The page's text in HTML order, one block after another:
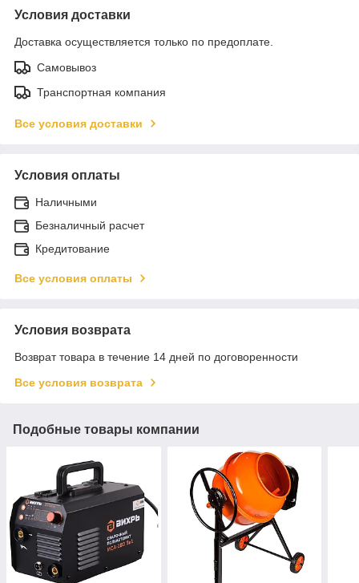
Условия доставки
Доставка осуществляется только по предоплате.
Самовывоз
Транспортная компания
Все условия доставки
Условия оплаты
Наличными
Безналичный расчет
Кредитование
Все условия оплаты
Условия возврата
Возврат товара в течение 14 дней по договоренности
Все условия возврата
Подобные товары компании